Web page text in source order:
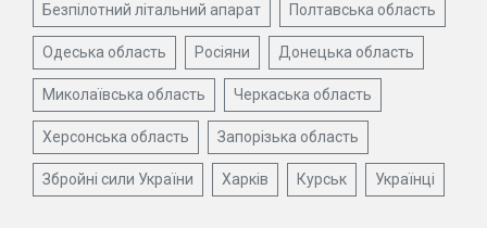
Безпілотний літальний апарат Полтавська область
Одеська область Росіяни Донецька область
Миколаївська область Черкаська область
Херсонська область Запорізька область
Збройні сили України Харків Курськ Українці